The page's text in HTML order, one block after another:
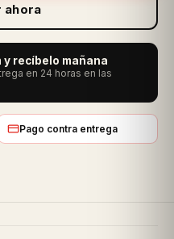
ahora
y recíbelo mañana
en 24 horas en las
Pago contra entrega